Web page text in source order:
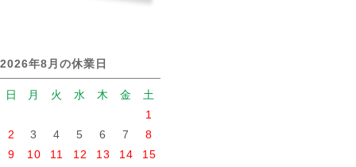
2026年8月の休業日
日 月 火 水 木 金
土
1
2
3 4 5 6 7
8
9
10 11 12 13 14 15